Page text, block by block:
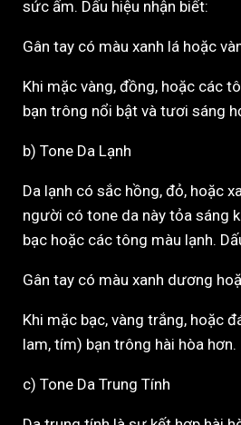
sức ấm. Dấu hiệu nhận biết:
Gân tay có màu xanh lá hoặc
Khi mặc vàng, đồng, hoặc các
bạn trông nổi bật và tươi sáng
b) Tone Da Lạnh
Da lạnh có sắc hồng, đỏ, hoặc
người có tone da này tỏa sáng
bạc hoặc các tông màu lạnh.
Gân tay có màu xanh dương
Khi mặc bạc, vàng trắng, hoặc
lam, tím) bạn trông hài hòa hơn.
c) Tone Da Trung Tính